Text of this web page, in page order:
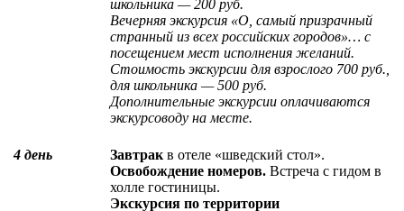
школьника — 200 руб.
Вечерняя экскурсия «О, самый призрачный
странный из всех российских городов»… с
посещением мест исполнения желаний.
Стоимость экскурсии для взрослого 700 руб.,
для школьника — 500 руб.
Дополнительные экскурсии оплачиваются
экскурсоводу на месте.
4 день Завтрак в отеле «шведский стол».
Освобождение номеров. Встреча с гидом в
холле гостиницы.
Экскурсия по территории